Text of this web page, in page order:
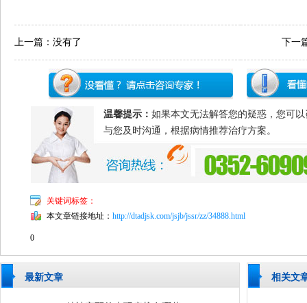
上一篇：没有了 下一
温馨提示： 如果本文无法解答您的疑惑，您可
与您及时沟通，根据病情推荐治疗方案。
关键词标签：
本文章链接地址： http://dtadjsk.com/jsjb/jssr/zz/34888.html
0
最新文章 相关文